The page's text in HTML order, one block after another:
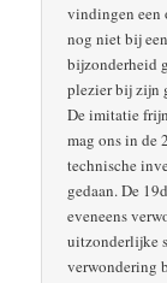
vindingen een
nog niet bij
bijzonderheid
plezier bij zijn
De imitatie
mag ons in de
technische
gedaan. De
eveneens
uitzonderlijke
verwondering